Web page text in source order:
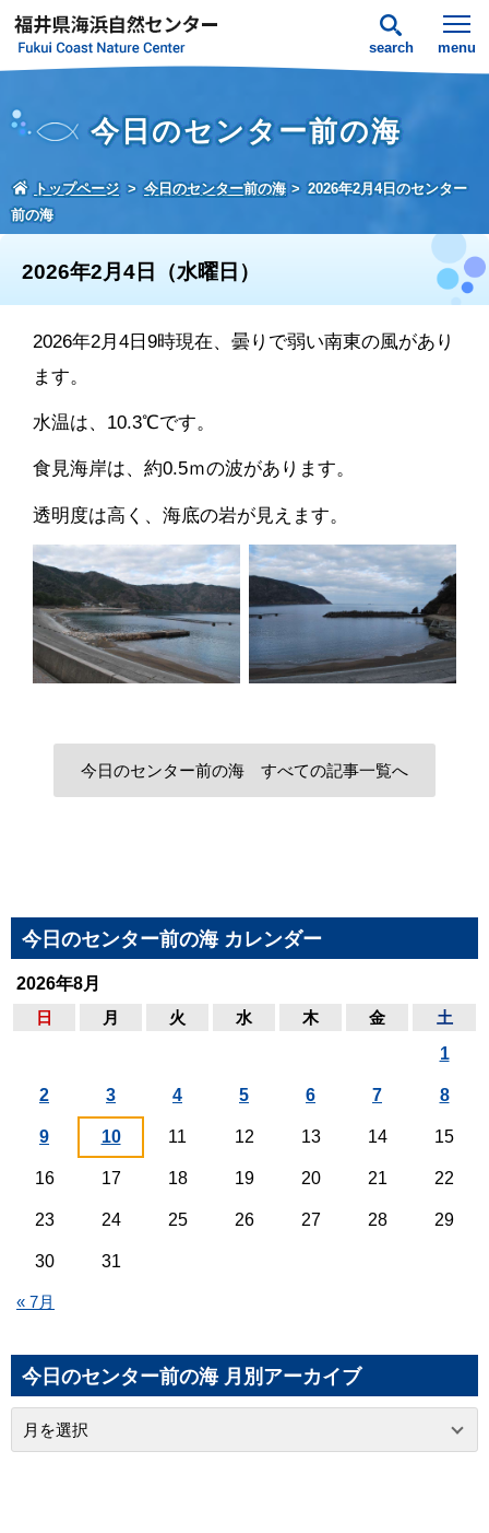
search menu
今日のセンター前の海
トップページ 今日のセンター前の海
2026年2月4日のセンター
前の海
2026年2月4日（水曜日）
2026年2月4日9時現在、曇りで弱い南東の風があり
ます。
水温は、10.3℃です。
食見海岸は、約0.5ｍの波があります。
透明度は高く、海底の岩が見えます。
今日のセンター前の海 すべての記事一覧へ
今日のセンター前の海 カレンダー
2026年8月
日
月 火 水 木 金 土
« 7月
1
2 3 4 5 6 7 8
9 10 11 12 13 14 15
16 17 18 19 20 21 22
23 24 25 26 27 28 29
30 31
今日のセンター前の海 月別アーカイブ